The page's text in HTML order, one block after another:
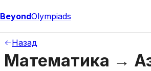
BeyondOlympiads
Назад
Математика →